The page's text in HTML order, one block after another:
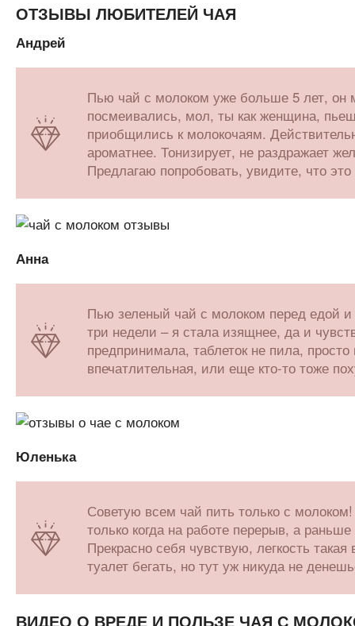
ОТЗЫВЫ ЛЮБИТЕЛЕЙ ЧАЯ
Андрей
Пью чай с молоком уже больше 5 лет, он
посмеивались, мол, ты как женщина,
приобщились к молокочаям.
ароматнее. Тонизирует, не раздражает
Предлагаю попробовать, увидите, что
Анна
Пью зеленый чай с молоком перед едой и
три недели – я стала изящнее, да и
предпринимала, таблеток не пила,
впечатлительная, или еще кто-то тоже
Юленька
Советую всем чай пить только с
только когда на работе перерыв, а
Прекрасно себя чувствую, легкость
туалет бегать, но тут уж никуда не
ВИДЕО О ВРЕДЕ И ПОЛЬЗЕ ЧАЯ С